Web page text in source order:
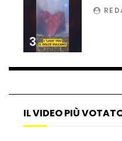
Parco
all’improvviso
Auto fuori
3
IL VIDEO PIÙ